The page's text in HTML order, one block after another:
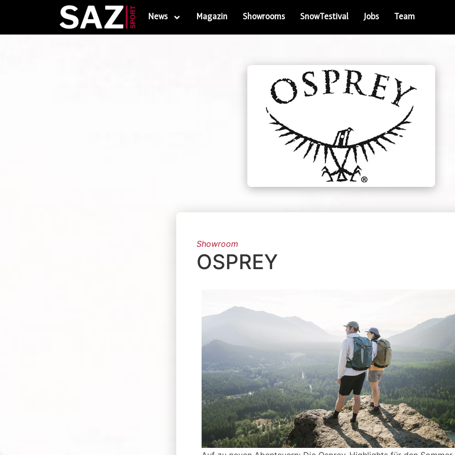
News Magazin Showrooms SnowTestival Jobs Team
Showroom
OSPREY